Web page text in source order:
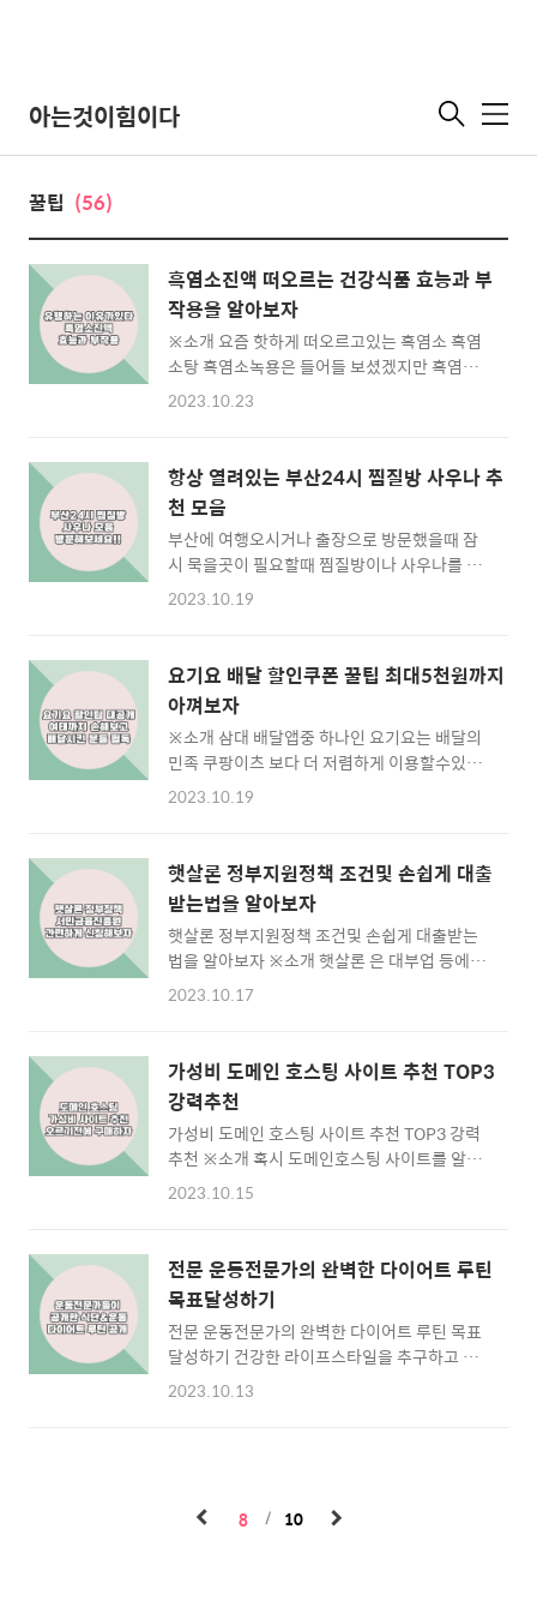
아는것이힘이다 메
꿀팁 (56)
흑염소진액 떠오르는 건강식품 효능과 부
작용을 알아보자
※소개 요즘 핫하게 떠오르고있는 흑염소 흑염
소탕 흑염소녹용은 들어들 보셨겠지만 흑염소
진액은 처음들으신 분들이 많을겁니다 오늘은
흑염소에대해 다시 알수있는 그런 글이 아닐까
예상합니다. 목차 1.흑염소진액 효능 2.흑염소
진액 부작용 3.흑염소진액 제품추천 흑염소진
액 할인정보를 알고있으니 궁금하신분은 아래
버튼을통해 정보를 확인해보세요 흑염소진액
추천제품보기 1.흑염소진액 효능 1.1 흑염소진
다 또한 흑염소진액에는 높은 농축도를 가진 영
양분이 가득존재합니다 상당한양의 칼슘과 단
백질 또 철분이 존재하죠 뼈건강에 아주 중요한
요소들이죠 우리가 ..
2023.10.23
항상 열려있는 부산24시 찜질방 사우나 추
천 모음
부산에 여행오시거나 출장으로 방문했을때 잠
시 묵을곳이 필요할때 찜질방이나 사우나를 많
이 찾으시죠 그런데 부산에는 24시간 사우나가
켜드리겠습니다. 목차 1.광안찜질사우나 2.송
도해모수찜질사우나 3.발리사우나찜질방 4.해
운대 대하가족건강랜드 5.연산해수피아 6.허심
청 설명말고 위치와 가격이 궁금하신분은 바로
아래에서 확인해주세요 현재영업중인 부산찜질
방보기 1.광안찜질사우나 1.1 소개 광안찜질사
니다 수 많은 수질 테스트로 증명된 천연 암반수
는 온천 이상의 효능을 가지고 있으며 한 번 사
용한 물은 필터를 이용해 재 사용하지 않습니다
..
2023.10.19
요기요 배달 할인쿠폰 꿀팁 최대5천원까지
아껴보자
※소개 삼대 배달앱중 하나인 요기요는 배달의
민족 쿠팡이츠 보다 더 저렴하게 이용할수있는
방법이 있는데요 오늘 그방법을 여러분들게 공
어렵지도 않으니 여러분들도 충분히 따라하실
수있습니다 목차 1.요기요 할인정보 2.요기요
할인쿠폰 3.팔라고에서 요기요쿠폰구매 (필독)
그날그날 요기요 할인정보가 궁금하시면 아래
에서 확인해주세요 할인율이 상당히 높습니다
1.요기요 할인정보 1.1 요기요패스x 요기요에
달비가 무료로 사용이 가능합니다 배달비가
1000원 2000원 3000원 5000원 이런거 다 무
료로 이용이 가능합니다 횟수제한없습니다 ..
2023.10.19
햇살론 정부지원정책 조건및 손쉽게 대출
받는법을 알아보자
햇살론 정부지원정책 조건및 손쉽게 대출받는
법을 알아보자 ※소개 햇살론 은 대부업 등에서
고금리 대출에 부담을 가지는 저신용 및 저소득
서민금융회사가 공동으로 보증재원을 출연하고
지역신용보증재단에서 서민대출에 대해 보증하
는 형태로 운영됩니다. 목표는 고금리 대출에 시
달리는 서민들에게 금리 부담을 경감하고 주택
구매 및 생활비를 지원하여 더 많은 사람들에게
주택 소유 기회를 제공하고 금융적 부담을 완화
서민금융진흥원 햇살론 소개및 조건 일단 서민
금융진흥원 햇살론 종류로는 햇살론뱅크,햇살
론카드,햇살론유스,근로자햇살론,햇살론15..
2023.10.17
가성비 도메인 호스팅 사이트 추천 TOP3
강력추천
가성비 도메인 호스팅 사이트 추천 TOP3 강력
추천 ※소개 혹시 도메인호스팅 사이트를 알아
보시나요? 가격이 부담되어 가격이저렴한 도메
고 가격이 저렴한 도메인호스팅 사이트를 알려
드리겠습니다. ※목차 1.가비아 도메인 2.아이
티이지 도메인(iteasy) 3.호스팅
kr(hostingkr) 1.가비아 도메인 처음소개할 도
메인사이트는 가비아도메인 입니다 도메인을
다뤄봤던분이시면 한번쯤은 들어봤을 도메인사
을 구매할시 EVENT 가격으로 .COM은 15000
2023.10.15
전문 운동전문가의 완벽한 다이어트 루틴
목표달성하기
전문 운동전문가의 완벽한 다이어트 루틴 목표
달성하기 건강한 라이프스타일을 추구하고 목
표 체중을 달성하려면, 전문 운동전문가의 조언
든 측면을 다룰 것입니다. 목차 1.목표 설정 2.
식사 계획 3.운동 계획 4.몸 상태 모니터링 5.심
2023.10.13
8 10